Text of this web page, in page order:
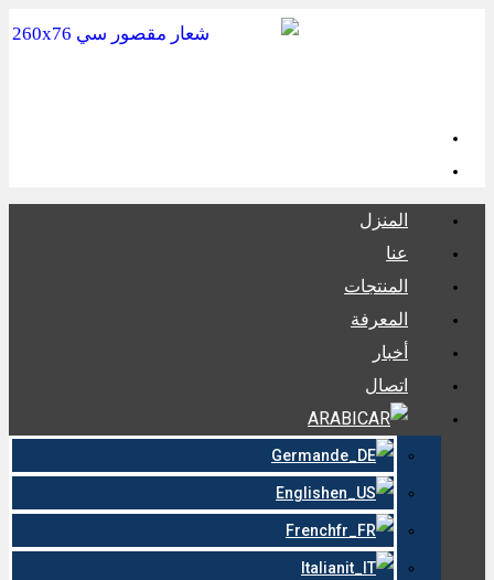
المنزل
عنا
المنتجات
المعرفة
أخبار
اتصال
ARABIC
German
English
French
Italian